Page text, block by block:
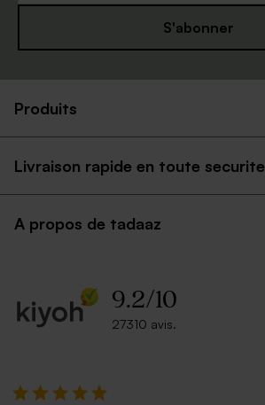
eucalyptus
Enveloppe argentée
S'abonner
Produits
Livraison rapide en toute securite
A propos de tadaaz
9.2/10
27310 avis.